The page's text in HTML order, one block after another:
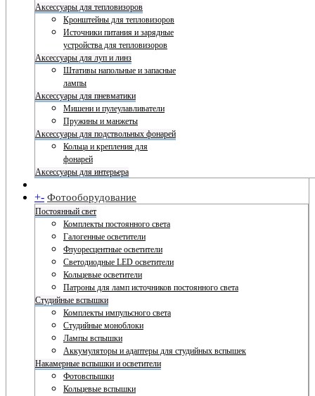
Аксессуары для тепловизоров
Кронштейны для тепловизоров
Источники питания и зарядные
устройства для тепловизоров
Аксессуары для луп и линз
Штативы напольные и запасные
лампы
Аксессуары для пневматики
Мишени и пулеулавливатели
Пружины и манжеты
Аксессуары для подствольных фонарей
Кольца и крепления для
фонарей
Аксессуары для интерьера
+- Фотооборудование
Постоянный свет
Комплекты постоянного света
Галогенные осветители
Флуоресцентные осветители
Светодиодные LED осветители
Кольцевые осветители
Патроны для ламп источников постоянного света
Студийные вспышки
Комплекты импульсного света
Студийные моноблоки
Лампы вспышки
Аккумуляторы и адаптеры для студийных вспышек
Накамерные вспышки и осветители
Фотовспышки
Кольцевые вспышки